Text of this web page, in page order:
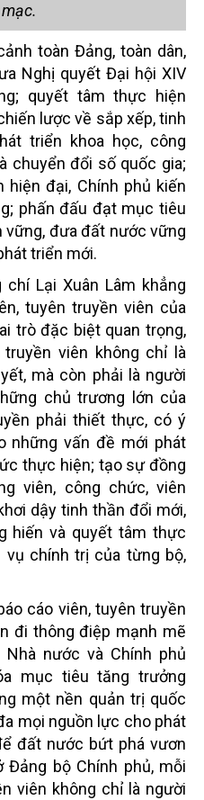
toàn Đảng, toàn dân,
Nghị quyết Đại hội XIV
quyết tâm thực hiện
lược về sắp xếp, tinh
triển khoa học, công
chuyển đổi số quốc gia;
hiện đại, Chính phủ kiến
phấn đấu đạt mục tiêu
vững, đưa đất nước vững
triển mới.
Lại Xuân Lâm khẳng
tuyên truyền viên của
trò đặc biệt quan trọng,
viên không chỉ là
mà còn phải là người
chủ trương lớn của
phải thiết thực, có ý
những vấn đề mới phát
thực hiện; tạo sự đồng
viên, công chức, viên
dậy tinh thần đổi mới,
hiến và quyết tâm thực
chính trị của từng bộ,
cáo viên, tuyên truyền
đi thông điệp mạnh mẽ
nước và Chính phủ
mục tiêu tăng trưởng
một nền quản trị quốc
mọi nguồn lực cho phát
đất nước bứt phá vươn
Đảng bộ Chính phủ, mỗi
viên không chỉ là người